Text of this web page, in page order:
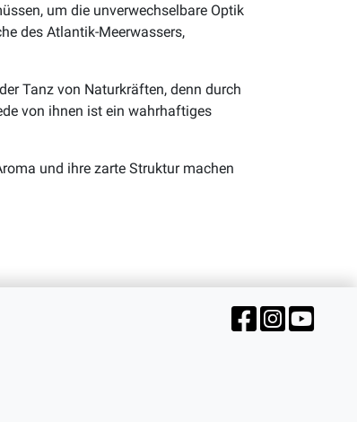
um die unverwechselbare Optik
des Atlantik-Meerwassers,
Tanz von Naturkräften, denn durch
von ihnen ist ein wahrhaftiges
und ihre zarte Struktur machen